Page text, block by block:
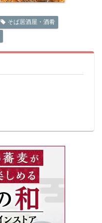
そば居酒屋・酒肴